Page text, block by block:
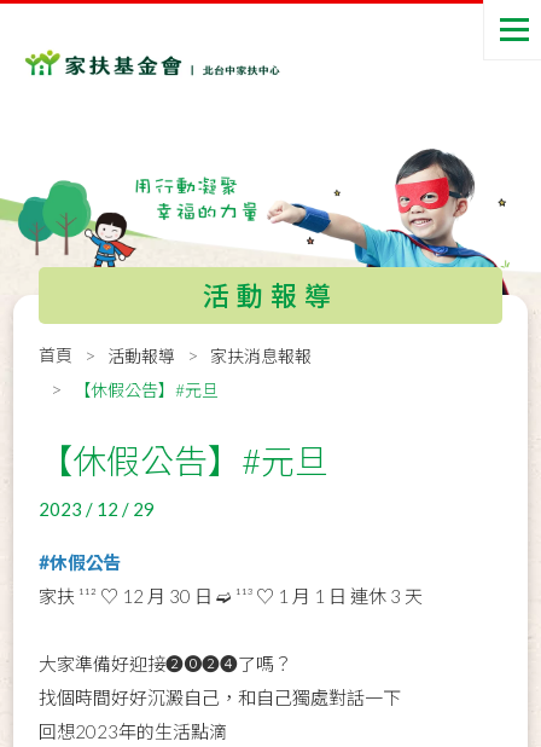
活動報導
首頁 活動報導
家扶消息報報
【休假公告】#元旦
【休假公告】#元旦
2023 / 12 / 29
#休假公告
家扶 ¹¹² ♡ 12 月 30 日 ➫ ¹¹³ ♡ 1 月 1 日 連休 3 天
大家準備好迎接❷⓿❷❹了嗎？
找個時間好好沉澱自己，和自己獨處對話一下
回想2023年的生活點滴